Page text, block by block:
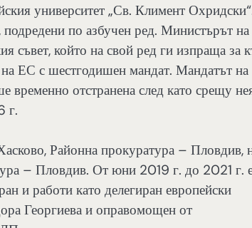
университет „Св. Климент
по азбучен ред. Министърът на
съвет, който на свой ред ги изпраща за
на ЕС с шестгодишен мандат. Мандатът на
временно отстранена след като срещу
г.
Районна прокуратура – Пловдив,
– Пловдив. От юни 2019 г. до 2021 г.
и работи като делегиран европейски
Георгиева и оправомощен от